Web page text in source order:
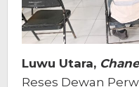
Luwu Utara,
Reses Dewan